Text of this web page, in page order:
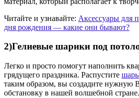
Читайте и узнавайте: Аксессуары для
дня рождения — какие они бывают?
2)Гелиевые шарики под
Легко и просто помогут наполнить
грядущего праздника. Распустите
таким образом, вы создадите нужную
обстановку в нашей волшебной стране.